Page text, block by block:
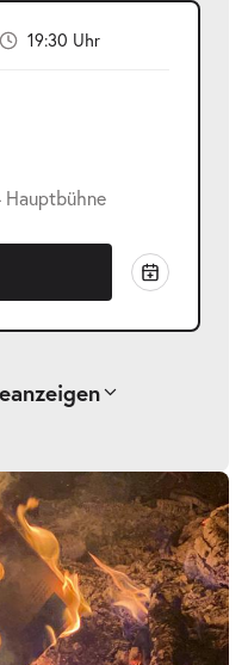
19:30 Uhr
Hauptbühne
anzeigen
Tickets